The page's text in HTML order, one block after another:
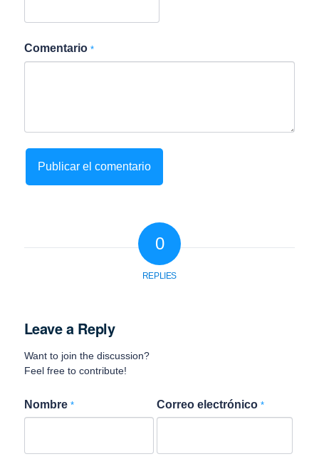
Comentario *
0
REPLIES
Leave a Reply
Want to join the discussion?
Feel free to contribute!
Nombre * Correo electrónico*